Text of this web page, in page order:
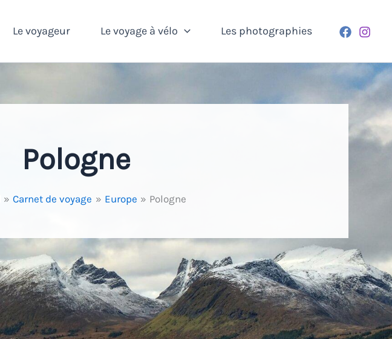
Le voyageur Le voyage à vélo Les photographies
Pologne
Carnet de voyage Europe Pologne